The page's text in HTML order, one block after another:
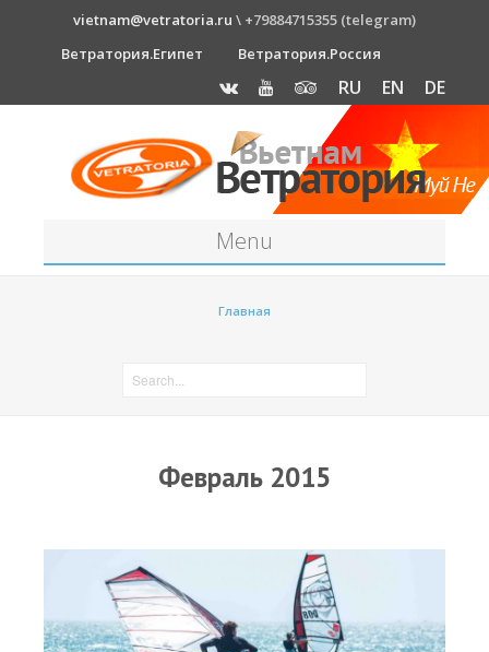
vietnam@vetratoria.ru \ +79884715355 (telegram)
Ветратория.Египет
Ветратория.Россия
RU EN DE
Menu
RRD Russian Cup
Медиа
Главная
Февраль 2015